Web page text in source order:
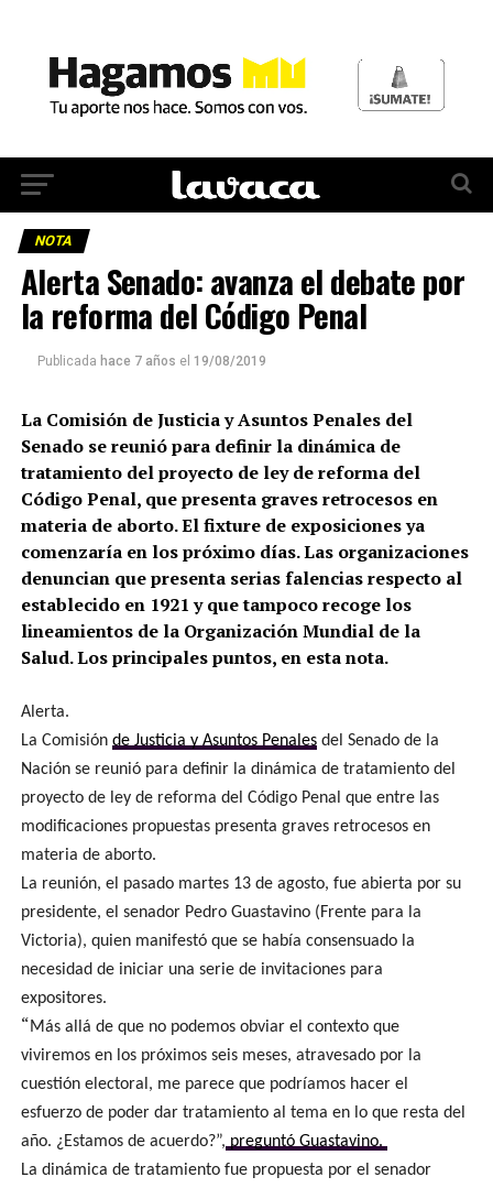
NOTA
Alerta Senado: avanza el debate por
la reforma del Código Penal
Publicada hace 7 años el 19/08/2019
La Comisión de Justicia y Asuntos Penales del
Senado se reunió para definir la dinámica de
tratamiento del proyecto de ley de reforma del
Código Penal, que presenta graves retrocesos en
materia de aborto. El fixture de exposiciones ya
comenzaría en los próximo días. Las organizaciones
denuncian que presenta serias falencias respecto al
establecido en 1921 y que tampoco recoge los
lineamientos de la Organización Mundial de la
Salud. Los principales puntos, en esta nota.
Alerta.
La Comisión de Justicia y Asuntos Penalesdel Senado de la
Nación se reunió para definir la dinámica de tratamiento del
proyecto de ley de reforma del Código Penal que entre las
modificaciones propuestas presenta graves retrocesos en
materia de aborto.
La reunión, el pasado martes 13 de agosto, fue abierta por su
presidente, el senador Pedro Guastavino (Frente para la
Victoria), quien manifestó que se había consensuado la
necesidad de iniciar una serie de invitaciones para
expositores.
“Más allá de que no podemos obviar el contexto que
viviremos en los próximos seis meses, atravesado por la
cuestión electoral, me parece que podríamos hacer el
esfuerzo de poder dar tratamiento al tema en lo que resta del
año. ¿Estamos de acuerdo?”, preguntó Guastavino.
La dinámica de tratamiento fue propuesta por el senador